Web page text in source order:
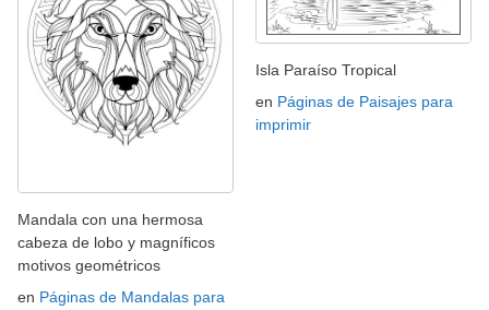
Mandala con una hermosa
cabeza de lobo y magníficos
motivos geométricos
en Páginas de Mandalas para
Isla Paraíso Tropical
en Páginas de Paisajes para
imprimir